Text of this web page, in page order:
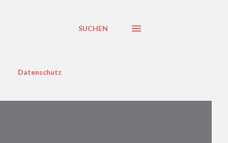
SUCHEN
Datenschutz